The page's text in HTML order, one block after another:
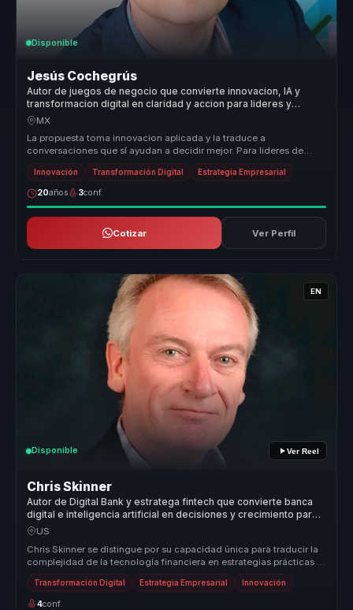
Disponible
Jesús Cochegrús
Autor de juegos de negocio que convierte innovacion, IA y
transformacion digital en claridad y accion para lideres y
empresas.
MX
La propuesta toma innovacion aplicada y la traduce a
conversaciones que sí ayudan a decidir mejor. Para lideres de
transformacion, aprend...
Innovación Transformación Digital Estrategia Empresarial
20años 3conf.
Cotizar Ver Perfil
EN
Disponible Ver Reel
Chris Skinner
Autor de Digital Bank y estratega fintech que convierte banca
digital e inteligencia artificial en decisiones y crecimiento para
empresas.
US
Chris Skinner se distingue por su capacidad única para traducir la
complejidad de la tecnología financiera en estrategias prácticas y
efe...
Transformación Digital Estrategia Empresarial Innovación
4conf.